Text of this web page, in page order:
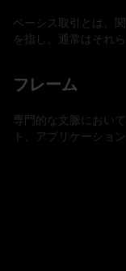
ティリティとは、特
ベーシス取引とは、
を指し、通常はそれ
価格と対応する先物
経過とともにこれら
資産のスポット価格
フレーム
専門的な文脈におい
ト、アプリケーショ
プラクティスのセッ